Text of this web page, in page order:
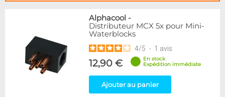
2
38
SwifTech
The Feser Company
2
WaterCool
1
Disponibilité / Promotions
Alphacool -
Distributeur MCX 5x pour Mini-
Waterblocks
4/5 - 1 avis
12,90 €
En stock
Expédition immédiate
Ajouter au panier